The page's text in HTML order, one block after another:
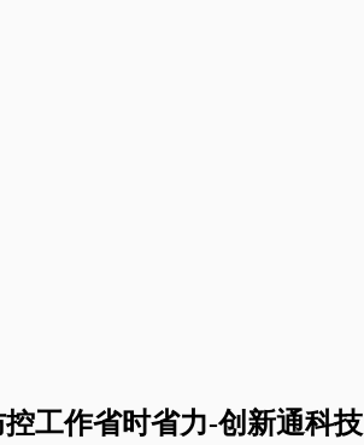
工作省时省力-创新通科技